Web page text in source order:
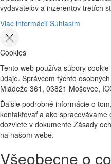
vydavateľov a inzerentov tretích
Viac informácií Súhlasím
Cookies
Tento web používa súbory
údaje. Správcom týchto
Mládeže 361, 03821 Mošovce,
Ďalšie podrobné informácie o
kontaktovať a ako
dozviete v dokumente Zásady
na našom webe.
Všeobecne o